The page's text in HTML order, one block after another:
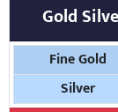
Gold
Fine Gold
Silver